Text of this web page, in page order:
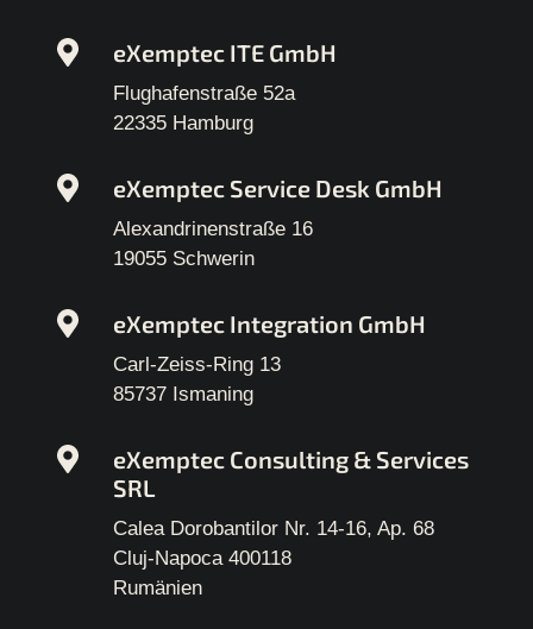
eXemptec ITE GmbH
Flughafenstraße 52a
22335 Hamburg
eXemptec Service Desk GmbH
Alexandrinenstraße 16
19055 Schwerin
eXemptec Integration GmbH
Carl-Zeiss-Ring 13
85737 Ismaning
eXemptec Consulting & Services
SRL
Calea Dorobantilor Nr. 14-16, Ap. 68
Cluj-Napoca 400118
Rumänien